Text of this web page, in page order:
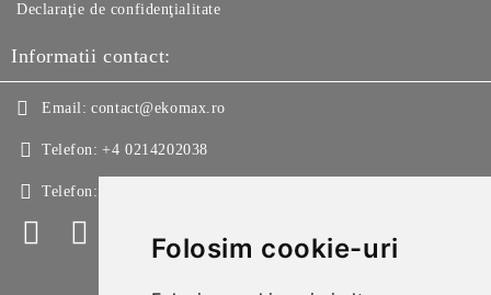
Folosim cookie-uri
Declaraţie de confidenţialitate
Informatii contact:
Email: contact@ekomax.ro
Telefon: +4 0214202038
Telefon: